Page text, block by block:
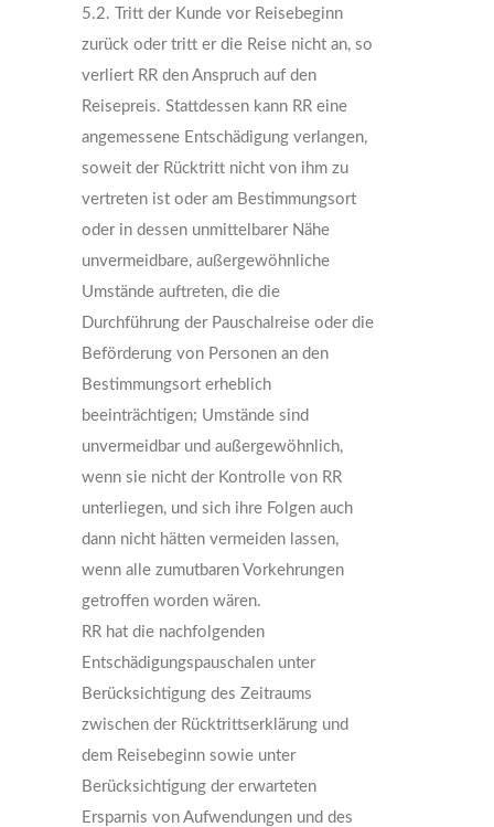
5.2. Tritt der Kunde vor Reisebeginn
zurück oder tritt er die Reise nicht an, so
verliert RR den Anspruch auf den
Reisepreis. Stattdessen kann RR eine
angemessene Entschädigung verlangen,
soweit der Rücktritt nicht von ihm zu
vertreten ist oder am Bestimmungsort
oder in dessen unmittelbarer Nähe
unvermeidbare, außergewöhnliche
Umstände auftreten, die die
Durchführung der Pauschalreise oder die
Beförderung von Personen an den
Bestimmungsort erheblich
beeinträchtigen; Umstände sind
unvermeidbar und außergewöhnlich,
wenn sie nicht der Kontrolle von RR
unterliegen, und sich ihre Folgen auch
dann nicht hätten vermeiden lassen,
wenn alle zumutbaren Vorkehrungen
getroffen worden wären.
RR hat die nachfolgenden
Entschädigungspauschalen unter
Berücksichtigung des Zeitraums
zwischen der Rücktrittserklärung und
dem Reisebeginn sowie unter
Berücksichtigung der erwarteten
Ersparnis von Aufwendungen und des